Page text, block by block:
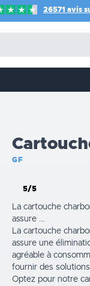
26571 avis
GF
5/5
La cartouche
assure ...
La cartouche
assure une
agréable à
fournir des
Optez pour notre